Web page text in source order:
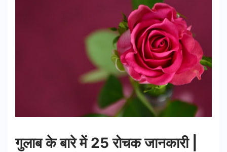
गुलाब के बारे में 25 रोचक जानकारी |